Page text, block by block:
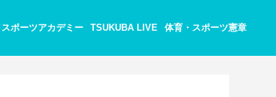
スポーツアカデミー TSUKUBA LIVE 体育・スポーツ憲章